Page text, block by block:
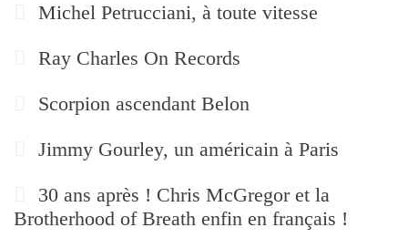
Michel Petrucciani, à toute vitesse
Ray Charles On Records
Scorpion ascendant Belon
Jimmy Gourley, un américain à Paris
30 ans après ! Chris McGregor et la
Brotherhood of Breath enfin en français !